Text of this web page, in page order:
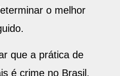
o melhor
que a prática de
é crime no Brasil,